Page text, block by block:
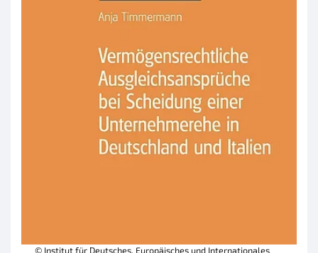
© Institut für Deutsches, Europäisches und Internationales